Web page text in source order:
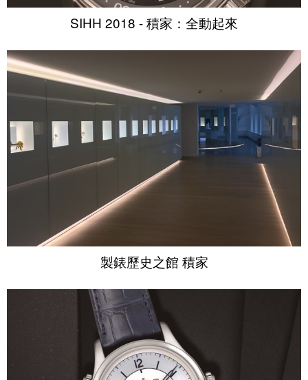
SIHH 2018 - 積家：全動起來
製錶歷史之館 積家